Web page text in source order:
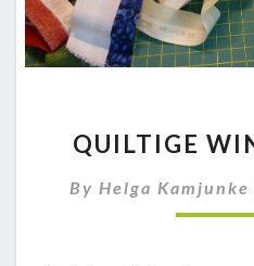
QUILTIGE
By Helga Kamjunke